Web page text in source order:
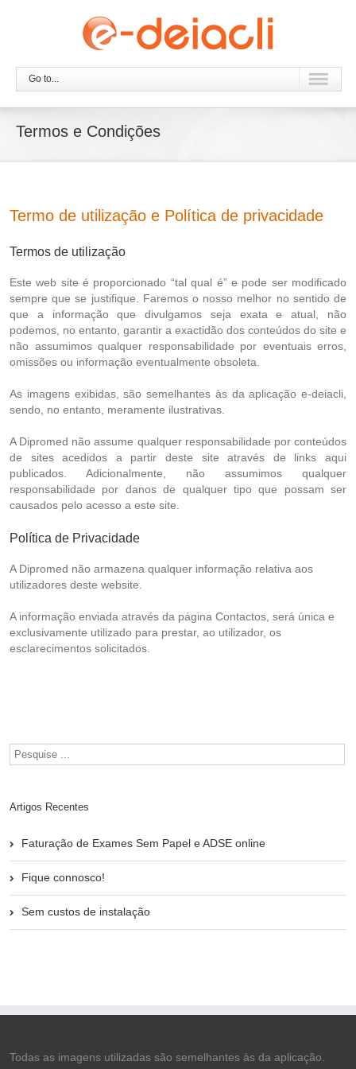
Go to...
Termos e Condições
Termo de utilização e Política de privacidade
Termos de utilização
Este web site é proporcionado “tal qual é” e pode ser modificado
sempre que se justifique. Faremos o nosso melhor no sentido de
que a informação que divulgamos seja exata e atual, não
podemos, no entanto, garantir a exactidão dos conteúdos do site e
não assumimos qualquer responsabilidade por eventuais erros,
omissões ou informação eventualmente obsoleta.
As imagens exibidas, são semelhantes às da aplicação e-deiacli,
sendo, no entanto, meramente ilustrativas.
A Dipromed não assume qualquer responsabilidade por conteúdos
de sites acedidos a partir deste site através de links aqui
publicados. Adicionalmente, não assumimos qualquer
responsabilidade por danos de qualquer tipo que possam ser
causados pelo acesso a este site.
Política de Privacidade
A Dipromed não armazena qualquer informação relativa aos
utilizadores deste website.
A informação enviada através da página Contactos, será única e
exclusivamente utilizado para prestar, ao utilizador, os
esclarecimentos solicitados.
Artigos Recentes
Faturação de Exames Sem Papel e ADSE online
Fique connosco!
Sem custos de instalação
Todas as imagens utilizadas são semelhantes às da aplicação.